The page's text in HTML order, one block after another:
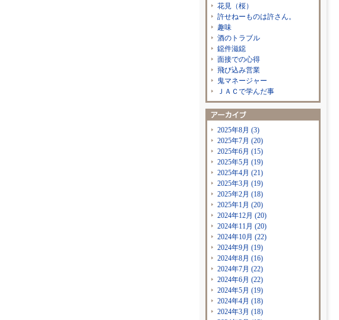
花見（桜）
許せねーものは許さん。
趣味
酒のトラブル
鐚件滋鐚
面接での心得
飛び込み営業
鬼マネージャー
ＪＡＣで学んだ事
2025年8月 (3)
2025年7月 (20)
2025年6月 (15)
2025年5月 (19)
2025年4月 (21)
2025年3月 (19)
2025年2月 (18)
2025年1月 (20)
2024年12月 (20)
2024年11月 (20)
2024年10月 (22)
2024年9月 (19)
2024年8月 (16)
2024年7月 (22)
2024年6月 (22)
2024年5月 (19)
2024年4月 (18)
2024年3月 (18)